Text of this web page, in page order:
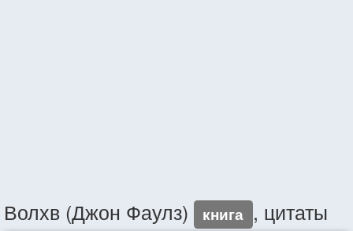
Волхв (Джон Фаулз) книга , цитаты